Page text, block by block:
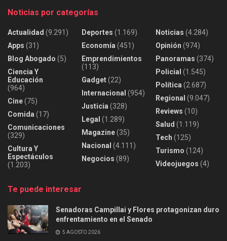
Noticias por categorías
Actualidad (9.291)
Apps (31)
Blog Abogado (5)
Ciencia Y
Educación
(964)
Cine(75)
Comida (17)
Comunicaciones
(329)
Cultura Y
Espectáculos
(1.203)
Deportes (1.169)
Economía (451)
Emprendimientos
(113)
Gadget(22)
Internacional (954)
Justicia (328)
Legal (1.289)
Magazine(35)
Nacional (4.111)
Negocios (89)
Noticias (4.284)
Opinión (974)
Panoramas (374)
Policial (1.545)
Política (2.687)
Regional (9.047)
Reviews (10)
Salud (1.119)
Tech (125)
Turismo (124)
Videojuegos (4)
Te puede interesar
Senadoras Campillai y Flores protagonizan duro
enfrentamiento en el Senado
5 AGOSTO 2026